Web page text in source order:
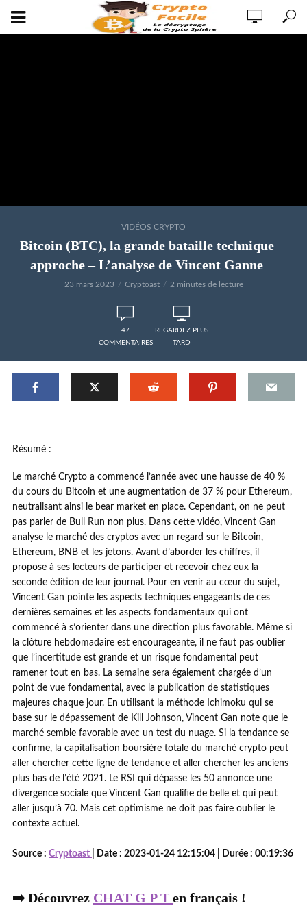
VIDÉOS CRYPTO
Bitcoin (BTC), la grande bataille technique
approche – L’analyse de Vincent Ganne
23 mars 2023 Cryptoast 2 minutes de lecture
47
COMMENTAIRES
REGARDEZ PLUS
TARD
Résumé :
Le marché Crypto a commencé l’année avec une hausse de 40 %
du cours du Bitcoin et une augmentation de 37 % pour Ethereum,
neutralisant ainsi le bear market en place. Cependant, on ne peut
pas parler de Bull Run non plus. Dans cette vidéo, Vincent Gan
analyse le marché des cryptos avec un regard sur le Bitcoin,
Ethereum, BNB et les jetons. Avant d’aborder les chiffres, il
propose à ses lecteurs de participer et recevoir chez eux la
seconde édition de leur journal. Pour en venir au cœur du sujet,
Vincent Gan pointe les aspects techniques engageants de ces
dernières semaines et les aspects fondamentaux qui ont
commencé à s’orienter dans une direction plus favorable. Même si
la clôture hebdomadaire est encourageante, il ne faut pas oublier
que l’incertitude est grande et un risque fondamental peut
ramener tout en bas. La semaine sera également chargée d’un
point de vue fondamental, avec la publication de statistiques
majeures chaque jour. En utilisant la méthode Ichimoku qui se
base sur le dépassement de Kill Johnson, Vincent Gan note que le
marché semble favorable avec un test du nuage. Si la tendance se
confirme, la capitalisation boursière totale du marché crypto peut
aller chercher cette ligne de tendance et aller chercher les anciens
plus bas de l’été 2021. Le RSI qui dépasse les 50 annonce une
divergence sociale que Vincent Gan qualifie de belle et qui peut
aller jusqu’à 70. Mais cet optimisme ne doit pas faire oublier le
contexte actuel.
Source : Cryptoast | Date : 2023-01-24 12:15:04 | Durée : 00:19:36
➡️ Découvrez CHAT G P T en français !